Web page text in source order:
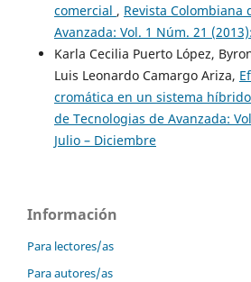
comercial , Revista Colombiana
Avanzada: Vol. 1 Núm. 21
Karla Cecilia Puerto López,
Luis Leonardo Camargo Ariza,
cromática en un sistema híbrido
de Tecnologias de Avanzada:
Julio – Diciembre
Información
Para lectores/as
Para autores/as